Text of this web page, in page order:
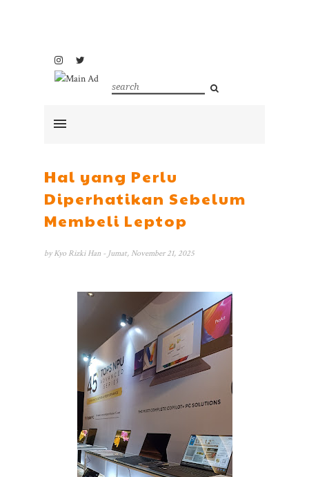
Hal yang Perlu
Diperhatikan Sebelum
Membeli Leptop
by Kyo Rizki Han - Jumat, November 21, 2025